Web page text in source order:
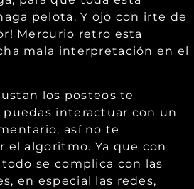
pelota. Y ojo con irte de
Mercurio retro esta
mala interpretación en el
los posteos te
puedas interactuar con un
así no te
el algoritmo. Ya que con
se complica con las
en especial las redes,